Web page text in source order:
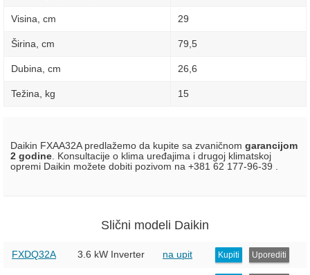
Visina, сm 29
Širina, сm 79,5
Dubina, сm 26,6
Težina, kg 15
Daikin FXAA32A predlažemo da kupite sa zvaničnom garancijom
2 godine . Konsultacije o klima uređajima i drugoj klimatskoj
opremi Daikin možete dobiti pozivom na +381 62 177-96-39 .
Slični modeli Daikin
FXDQ32A 3.6 kW Inverter na upit Kupiti Uporediti